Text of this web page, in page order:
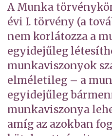
A Munka
évi I. törvény (a
nem korlátozza a
egyidejűleg
munkaviszonyok
elméletileg – a
egyidejűleg
munkaviszonya
amíg az azokban